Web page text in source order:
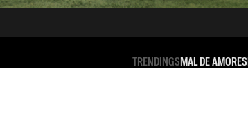
TRENDINGSMAL DE AMORES